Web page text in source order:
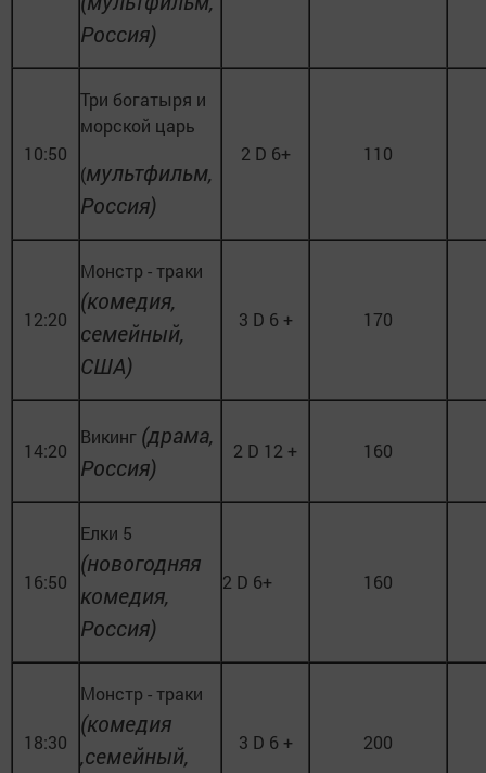
Россия)
10:50
Три богатыря и
морской царь
(мультфильм,
Россия)
2 D 6+ 110
12:20
Монстр - траки
(комедия,
семейный,
США)
3 D 6 + 170
14:20
Викинг (драма,
Россия)
2 D 12 + 160
16:50
Елки 5
(новогодняя
комедия,
Россия)
2 D 6+ 160
18:30
Монстр - траки
(комедия
,семейный,
3 D 6 + 200